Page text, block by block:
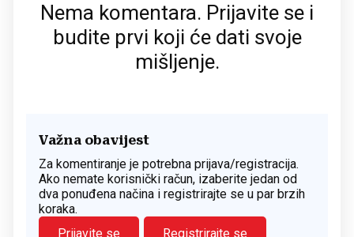
Nema komentara. Prijavite se i
budite prvi koji će dati svoje
mišljenje.
Važna obavijest
Za komentiranje je potrebna prijava/registracija.
Ako nemate korisnički račun, izaberite jedan od
dva ponuđena načina i registrirajte se u par brzih
koraka.
Prijavite se
Registrirajte se